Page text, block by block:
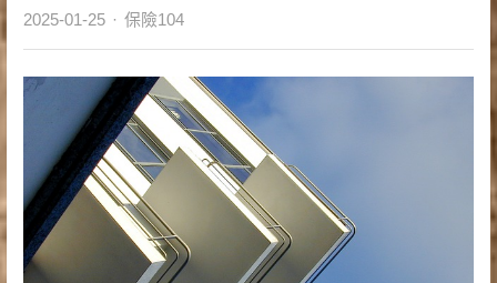
2025-01-25 Author
保險104